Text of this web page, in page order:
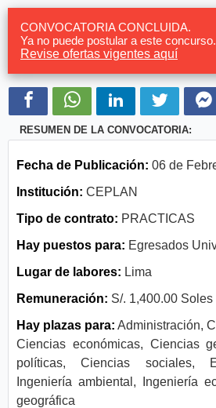
CONVOCATORIA CONCLUIDA.
Ya no puede postular a este concurso.
Revise ofertas vigentes aquí
RESUMEN DE LA CONVOCATORIA:
Fecha de Publicación: 06 de
Institución: CEPLAN
Tipo de contrato: PRACTICAS
Hay puestos para: Egresados
Lugar de labores: Lima
Remuneración: S/. 1,400.00 Soles
Hay plazas para: Administración,
Ciencias económicas, Ciencias
políticas, Ciencias sociales,
Ingeniería ambiental, Ingeniería
geográfica